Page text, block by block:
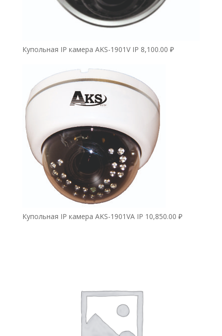
Купольная IP камера AKS-1901V IP 8,100.00 ₽
Купольная IP камера AKS-1901VA IP 10,850.00 ₽